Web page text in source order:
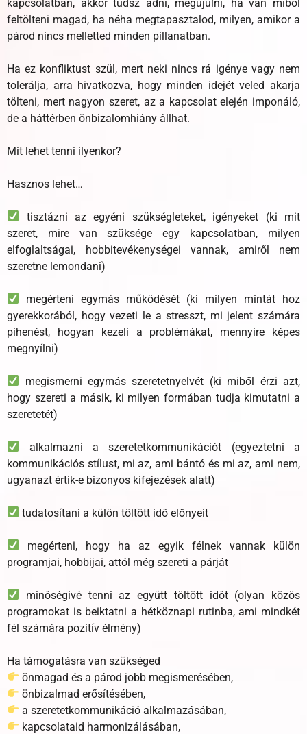
kapcsolatban, akkor tudsz adni, megújulni, ha van miből
feltölteni magad, ha néha megtapasztalod, milyen, amikor a
párod nincs melletted minden pillanatban.
Ha ez konfliktust szül, mert neki nincs rá igénye vagy nem
tolerálja, arra hivatkozva, hogy minden idejét veled akarja
tölteni, mert nagyon szeret, az a kapcsolat elején imponáló,
de a háttérben önbizalomhiány állhat.
Mit lehet tenni ilyenkor?
Hasznos lehet…
tisztázni az egyéni szükségleteket, igényeket (ki mit
szeret, mire van szüksége egy kapcsolatban, milyen
elfoglaltságai, hobbitevékenységei vannak, amiről nem
szeretne lemondani)
megérteni egymás működését (ki milyen mintát hoz
gyerekkorából, hogy vezeti le a stresszt, mi jelent számára
pihenést, hogyan kezeli a problémákat, mennyire képes
megnyílni)
megismerni egymás szeretetnyelvét (ki miből érzi azt,
hogy szereti a másik, ki milyen formában tudja kimutatni a
szeretetét)
alkalmazni a szeretetkommunikációt (egyeztetni a
kommunikációs stílust, mi az, ami bántó és mi az, ami nem,
ugyanazt értik-e bizonyos kifejezések alatt)
tudatosítani a külön töltött idő előnyeit
megérteni, hogy ha az egyik félnek vannak külön
programjai, hobbijai, attól még szereti a párját
minőségivé tenni az együtt töltött időt (olyan közös
programokat is beiktatni a hétköznapi rutinba, ami mindkét
fél számára pozitív élmény)
Ha támogatásra van szükséged
önmagad és a párod jobb megismerésében,
önbizalmad erősítésében,
a szeretetkommunikáció alkalmazásában,
kapcsolataid harmonizálásában,